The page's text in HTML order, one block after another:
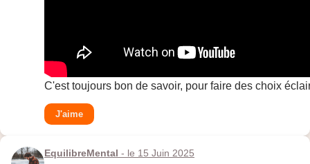
C'est toujours bon de savoir, pour faire des choix
J'aime
EquilibreMental - le 15 Juin 2025